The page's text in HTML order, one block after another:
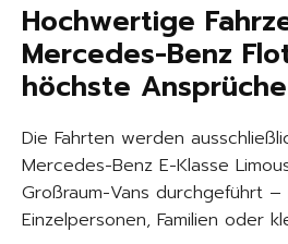
Hochwertige
Mercedes-Benz
höchste Ansprüche
Die Fahrten werden
Mercedes-Benz E-Klasse
Großraum-Vans durchgeführt
Einzelpersonen, Familien oder